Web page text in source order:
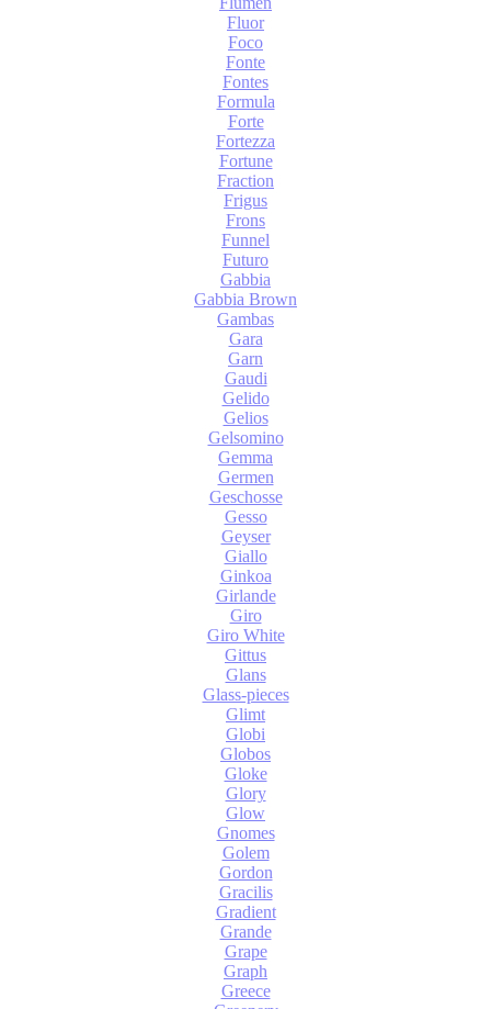
Fluor
Foco
Fonte
Fontes
Formula
Forte
Fortezza
Fortune
Fraction
Frigus
Frons
Funnel
Futuro
Gabbia
Gabbia Brown
Gambas
Gara
Garn
Gaudi
Gelido
Gelios
Gelsomino
Gemma
Germen
Geschosse
Gesso
Geyser
Giallo
Ginkoa
Girlande
Giro
Giro White
Gittus
Glans
Glass-pieces
Glimt
Globi
Globos
Gloke
Glory
Glow
Gnomes
Golem
Gordon
Gracilis
Gradient
Grande
Grape
Graph
Greece